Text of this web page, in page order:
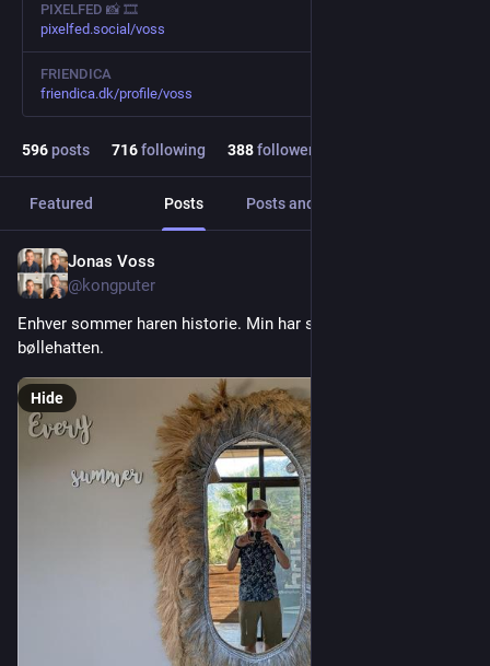
PIXELFED 📸 🎞️
pixelfed.social/voss
FRIENDICA
friendica.dk/profile/voss
596posts 716following 388followers
Featured Posts Posts and replies
Jonas Voss
@kongputer
Enhver sommer haren historie. Min har sjove ører, under
bøllehatten.
Hide